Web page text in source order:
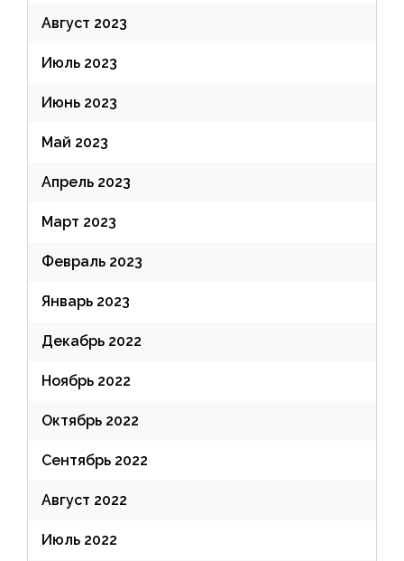
Август 2023
Июль 2023
Июнь 2023
Май 2023
Апрель 2023
Март 2023
Февраль 2023
Январь 2023
Декабрь 2022
Ноябрь 2022
Октябрь 2022
Сентябрь 2022
Август 2022
Июль 2022